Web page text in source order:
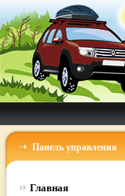
Панель управления
Главная